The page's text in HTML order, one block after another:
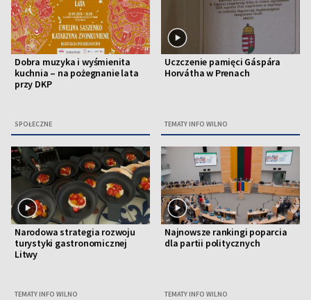
Dobra muzyka i wyśmienita
kuchnia – na pożegnanie lata
przy DKP
SPOŁECZNE
Uczczenie pamięci Gáspára
Horvátha w Prenach
TEMATY INFO WILNO
Narodowa strategia rozwoju
turystyki gastronomicznej
Litwy
TEMATY INFO WILNO
Najnowsze rankingi poparcia
dla partii politycznych
TEMATY INFO WILNO